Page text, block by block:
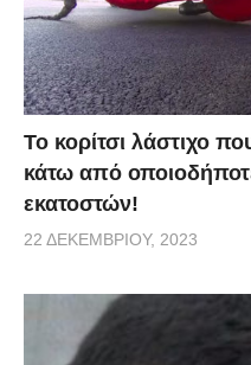
Το κορίτσι λάστιχο
κάτω από
εκατοστών!
22 ΔΕΚΕΜΒΡΊΟΥ, 2023